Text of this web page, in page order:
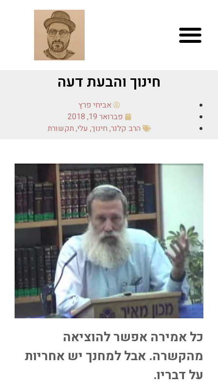
חינוך והבעת דעה
אביחי פרץ
פברואר 19, 2018
הרב קלנר, חינוך, עלי, תקשורת
כל אמירה אפשר להוציאה
מהקשרה. אבל למחנך יש אחריות
על דבריו.